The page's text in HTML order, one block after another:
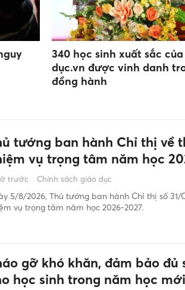
340 học sinh xuất sắc
dục.vn được vinh danh
đồng hành
tướng ban hành Chỉ thị về
vụ trọng tâm năm học
trước Chính sách giáo dục
5/8/2026, Thủ tướng ban hành Chỉ thị số 31/
vụ trọng tâm năm học 2026-2027.
gỡ khó khăn, đảm bảo đủ
học sinh trong năm học mới